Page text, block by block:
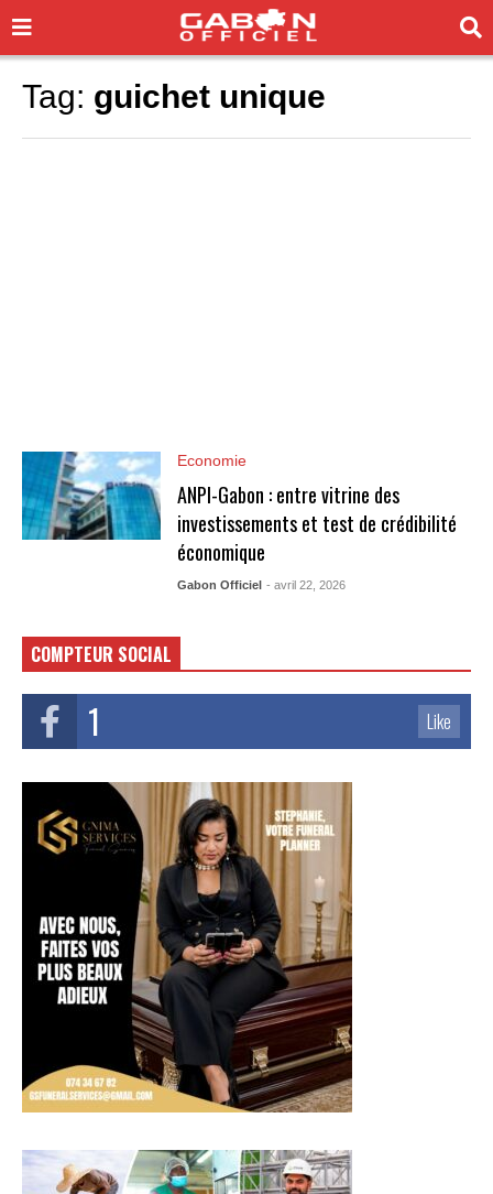
Tag: guichet unique
Economie
ANPI-Gabon : entre vitrine des
investissements et test de crédibilité
économique
Gabon Officiel - avril 22, 2026
COMPTEUR SOCIAL
1 Like